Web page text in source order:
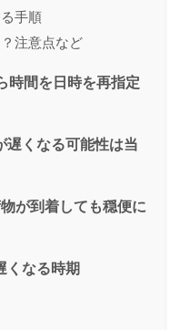
手順
注意点など
時間を日時を再指定
遅くなる可能性は当
が到着しても穏便に
くなる時期